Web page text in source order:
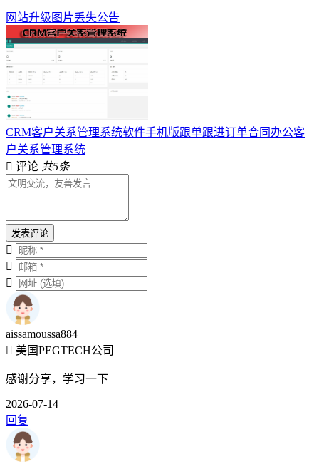
网站升级图片丢失公告
CRM客户关系管理系统软件手机版跟单跟进订单合同办公客
户关系管理系统
评论 共5条
发表评论
aissamoussa884
美国PEGTECH公司
感谢分享，学习一下
2026-07-14
回复